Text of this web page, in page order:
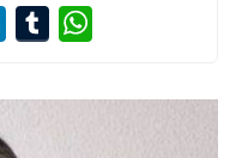
LinkedInTumblr